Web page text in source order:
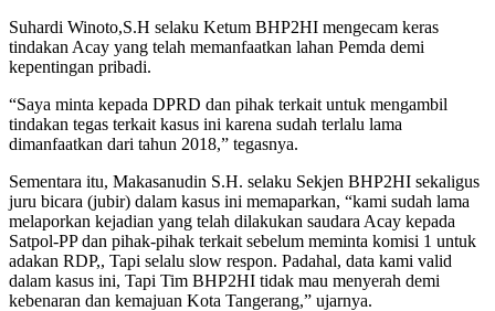
Suhardi Winoto,S.H selaku Ketum BHP2HI mengecam keras
tindakan Acay yang telah memanfaatkan lahan Pemda demi
kepentingan pribadi.
“Saya minta kepada DPRD dan pihak terkait untuk mengambil
tindakan tegas terkait kasus ini karena sudah terlalu lama
dimanfaatkan dari tahun 2018,” tegasnya.
Sementara itu, Makasanudin S.H. selaku Sekjen BHP2HI sekaligus
juru bicara (jubir) dalam kasus ini memaparkan, “kami sudah lama
melaporkan kejadian yang telah dilakukan saudara Acay kepada
Satpol-PP dan pihak-pihak terkait sebelum meminta komisi 1 untuk
adakan RDP,, Tapi selalu slow respon. Padahal, data kami valid
dalam kasus ini, Tapi Tim BHP2HI tidak mau menyerah demi
kebenaran dan kemajuan Kota Tangerang,” ujarnya.